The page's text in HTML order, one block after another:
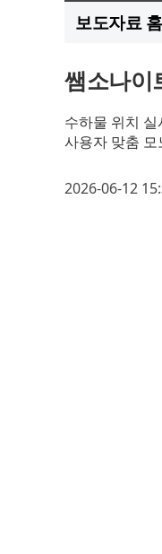
보도자료 홈
쌤소나이
수하물 위치
사용자 맞춤
2026-06-12